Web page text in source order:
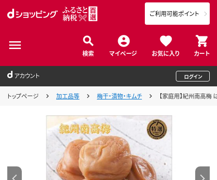
検索 マイページ お気に入り カート
ご利用可能ポイント
アカウント ログイン
トップページ 加工品等 梅干・漬物・キムチ 【家庭用】紀州南高梅